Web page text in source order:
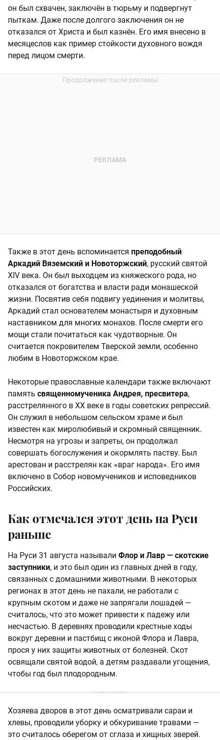
он был схвачен, заключён в тюрьму и подвергнут
пыткам. Даже после долгого заключения он не
отказался от Христа и был казнён. Его имя внесено в
месяцеслов как пример стойкости духовного вождя
перед лицом смерти.
Также в этот день вспоминается преподобный
Аркадий Вяземский и Новоторжский, русский святой
XIV века. Он был выходцем из княжеского рода, но
отказался от богатства и власти ради монашеской
жизни. Посвятив себя подвигу уединения и молитвы,
Аркадий стал основателем монастыря и духовным
наставником для многих монахов. После смерти его
мощи стали почитаться как чудотворные. Он
считается покровителем Тверской земли, особенно
любим в Новоторжском крае.
Некоторые православные календари также включают
память священномученика Андрея, пресвитера,
расстрелянного в XX веке в годы советских репрессий.
Он служил в небольшом сельском храме и был
известен как миролюбивый и скромный священник.
Несмотря на угрозы и запреты, он продолжал
совершать богослужения и окормлять паству. Был
арестован и расстрелян как «враг народа». Его имя
включено в Собор новомучеников и исповедников
Российских.
Как отмечался этот день на Руси
раньше
На Руси 31 августа называли Флор и Лавр — скотские
заступники, и это был один из главных дней в году,
связанных с домашними животными. В некоторых
регионах в этот день не пахали, не работали с
крупным скотом и даже не запрягали лошадей —
считалось, что это может привести к падежу или
несчастью. В деревнях проводили крестные ходы
вокруг деревни и пастбищ с иконой Флора и Лавра,
прося у них защиты животных от болезней. Скот
освящали святой водой, а детям раздавали угощения,
чтобы год был плодородным.
Хозяева дворов в этот день осматривали сараи и
хлевы, проводили уборку и обкуривание травами —
это считалось оберегом от сглаза и хищных зверей.